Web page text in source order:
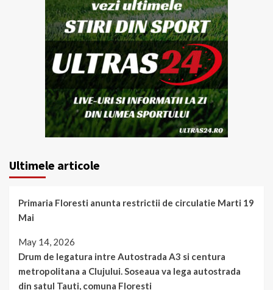
Ultimele articole
Primaria Floresti anunta restrictii de circulatie Marti 19
Mai
May 14, 2026
Drum de legatura intre Autostrada A3 si centura
metropolitana a Clujului. Soseaua va lega autostrada
din satul Tauti, comuna Floresti